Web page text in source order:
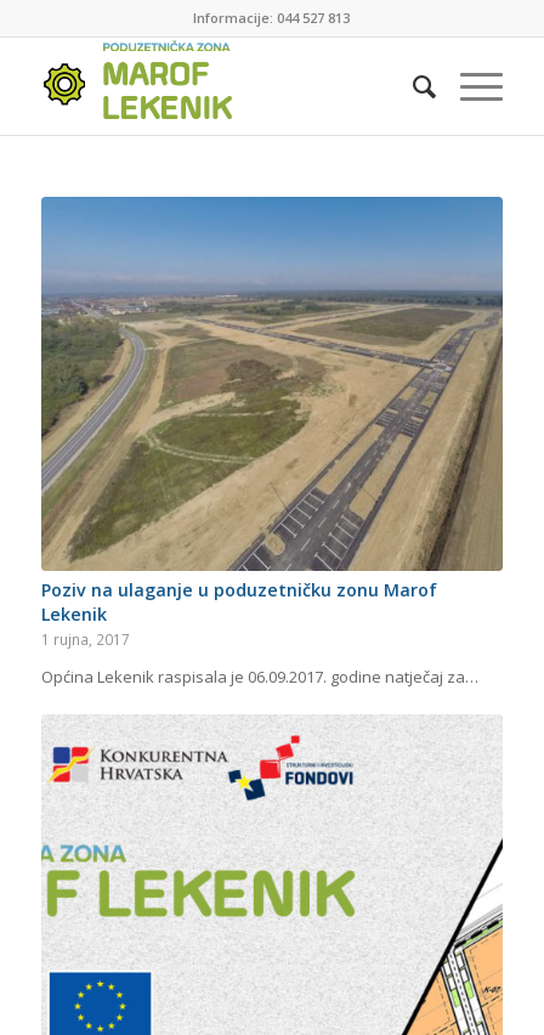
Informacije: 044 527 813
Poziv na ulaganje u poduzetničku zonu Marof
Lekenik
1 rujna, 2017
Općina Lekenik raspisala je 06.09.2017. godine natječaj za…